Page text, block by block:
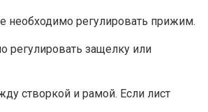
необходимо регулировать прижим.
регулировать защелку или
створкой и рамой. Если лист